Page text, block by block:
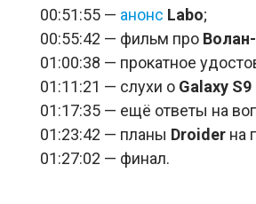
00:51:55 — анонс Labo;
00:55:42 — фильм про
01:00:38 — прокатное
01:11:21 — слухи о Galaxy S9
01:17:35 — ещё ответы на
01:23:42 — планы Droider на
01:27:02 — финал.